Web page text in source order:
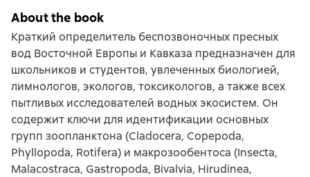
About the book
Краткий определитель беспозвоночных пресных
вод Восточной Европы и Кавказа предназначен для
школьников и студентов, увлеченных биологией,
лимнологов, экологов, токсикологов, а также всех
пытливых исследователей водных экосистем. Он
содержит ключи для идентификации основных
групп зоопланктона (Cladocera, Copepoda,
Phyllopoda, Rotifera) и макрозообентоса (Insecta,
Malacostraca, Gastropoda, Bivalvia, Hirudinea,